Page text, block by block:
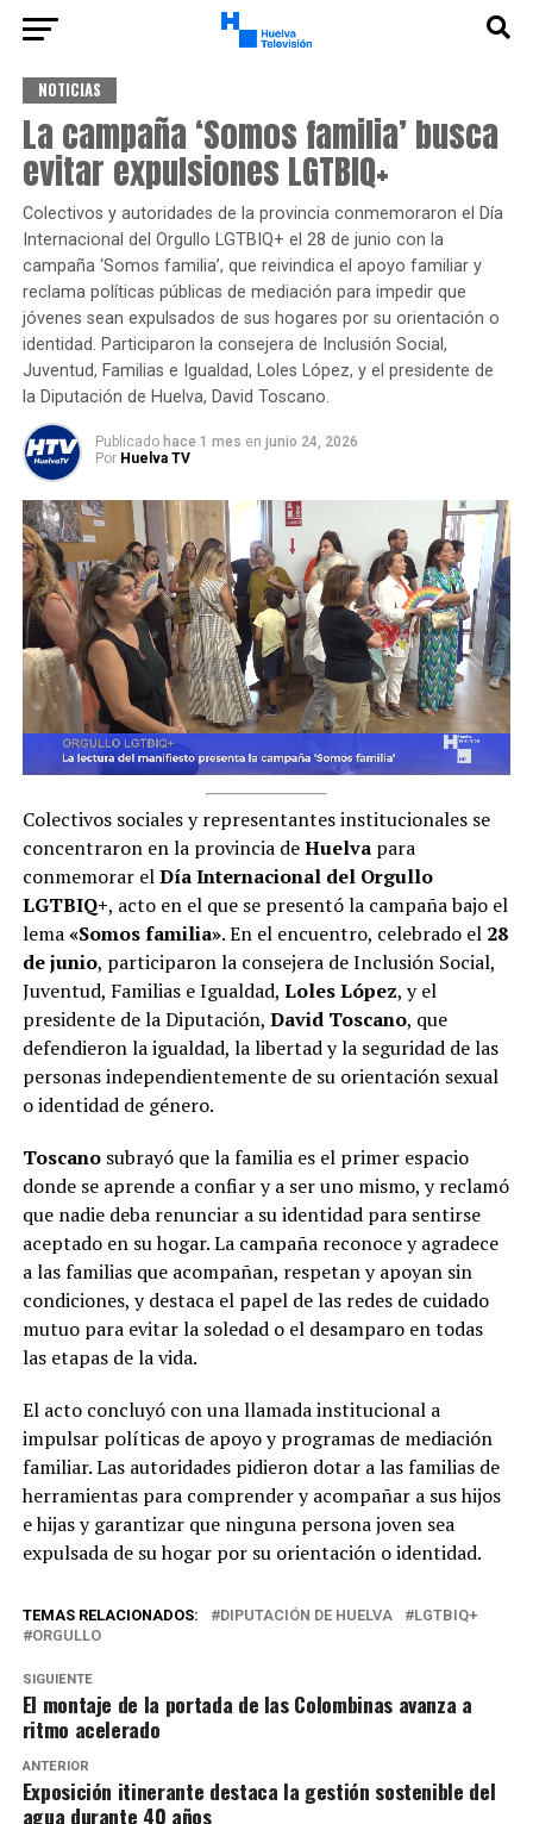
NOTICIAS
La campaña ‘Somos familia’ busca
evitar expulsiones LGTBIQ+
Colectivos y autoridades de la provincia conmemoraron el Día
Internacional del Orgullo LGTBIQ+ el 28 de junio con la
campaña ‘Somos familia’, que reivindica el apoyo familiar y
reclama políticas públicas de mediación para impedir que
jóvenes sean expulsados de sus hogares por su orientación o
identidad. Participaron la consejera de Inclusión Social,
Juventud, Familias e Igualdad, Loles López, y el presidente de
la Diputación de Huelva, David Toscano.
Publicado hace 1 mes en junio 24, 2026
Por Huelva TV
Colectivos sociales y representantes institucionales se
concentraron en la provincia deHuelvapara
conmemorar elDía Internacional del Orgullo
LGTBIQ+, acto en el que se presentó la campaña bajo el
lema«Somos familia». En el encuentro, celebrado el 28
de junio, participaron la consejera de Inclusión Social,
Juventud, Familias e Igualdad, Loles López, y el
presidente de la Diputación, David Toscano, que
defendieron la igualdad, la libertad y la seguridad de las
personas independientemente de su orientación sexual
o identidad de género.
Toscanosubrayó que la familia es el primer espacio
donde se aprende a confiar y a ser uno mismo, y reclamó
que nadie deba renunciar a su identidad para sentirse
aceptado en su hogar. La campaña reconoce y agradece
a las familias que acompañan, respetan y apoyan sin
condiciones, y destaca el papel de las redes de cuidado
mutuo para evitar la soledad o el desamparo en todas
las etapas de la vida.
El acto concluyó con una llamada institucional a
impulsar políticas de apoyo y programas de mediación
familiar. Las autoridades pidieron dotar a las familias de
herramientas para comprender y acompañar a sus hijos
e hijas y garantizar que ninguna persona joven sea
expulsada de su hogar por su orientación o identidad.
TEMAS RELACIONADOS: DIPUTACIÓN DE HUELVA
LGTBIQ+
ORGULLO
SIGUIENTE
El montaje de la portada de las Colombinas avanza a
ritmo acelerado
ANTERIOR
Exposición itinerante destaca la gestión sostenible del
agua durante 40 años